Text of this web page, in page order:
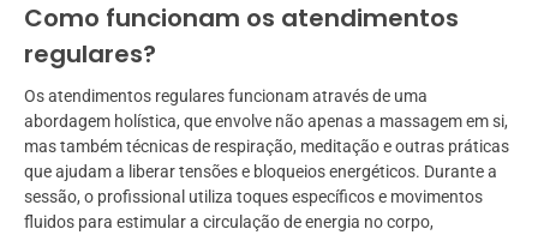
Como funcionam os atendimentos
regulares?
Os atendimentos regulares funcionam através de uma
abordagem holística, que envolve não apenas a massagem em si,
mas também técnicas de respiração, meditação e outras práticas
que ajudam a liberar tensões e bloqueios energéticos. Durante a
sessão, o profissional utiliza toques específicos e movimentos
fluidos para estimular a circulação de energia no corpo,